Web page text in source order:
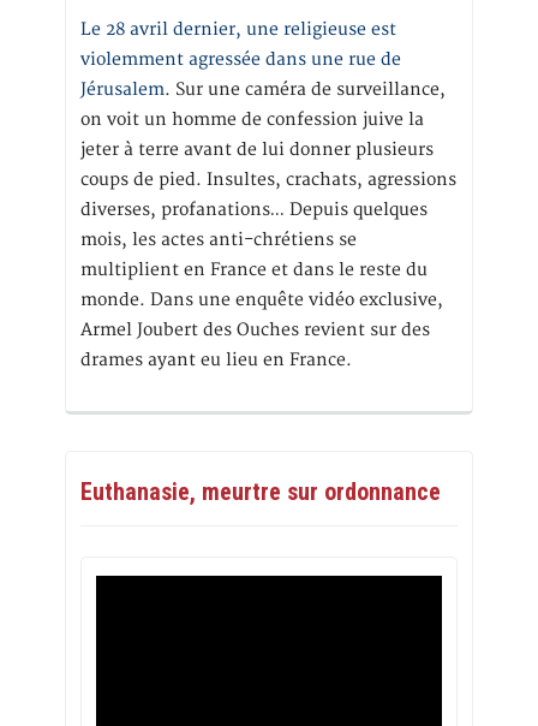
Le 28 avril dernier, une religieuse est
violemment agressée dans une rue de
Jérusalem. Sur une caméra de surveillance,
on voit un homme de confession juive la
jeter à terre avant de lui donner plusieurs
coups de pied. Insultes, crachats, agressions
diverses, profanations… Depuis quelques
mois, les actes anti-chrétiens se
multiplient en France et dans le reste du
monde. Dans une enquête vidéo exclusive,
Armel Joubert des Ouches revient sur des
drames ayant eu lieu en France.
Euthanasie, meurtre sur ordonnance